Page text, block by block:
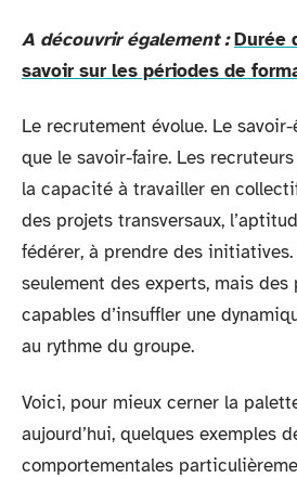
A découvrir également : Durée
savoir sur les périodes de
Le recrutement évolue. Le
que le savoir-faire. Les
la capacité à travailler en
des projets transversaux,
fédérer, à prendre des
seulement des experts, mais des
capables d’insuffler une
au rythme du groupe.
Voici, pour mieux cerner la
aujourd’hui, quelques exemples
comportementales